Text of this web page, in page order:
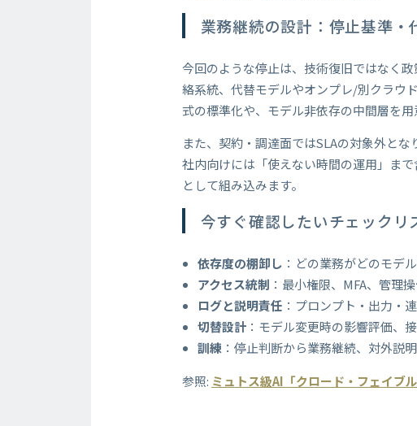
業務継続の設計：停止基準・
今回のような停止は、技術復旧ではなく
絡系統、代替モデルやオンプレ/別クラウ
式の標準化や、モデル非依存の中間層を用
また、契約・調達面ではSLAの対象外と
社内向けには「使えない時間の運用」ま
として組み込みます。
今すぐ確認したいチェックリ
依存度の棚卸し ：どの業務がどのモデ
アクセス統制 ：最小権限、MFA、管理
ログと説明責任 ：プロンプト・出力・
切替設計：モデル変更時の影響評価、
訓練 ：停止判断から業務継続、対外説
参照: ミュトス級AI「クロード・フェイ